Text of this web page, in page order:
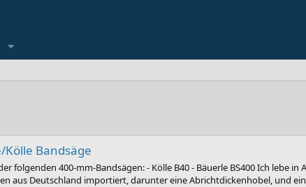
Bandsäge
folgenden 400-mm-Bandsägen: - Kölle B40 - Bäuerle BS400 Ich lebe
aus Deutschland importiert, darunter eine Abrichtdickenhobel, und